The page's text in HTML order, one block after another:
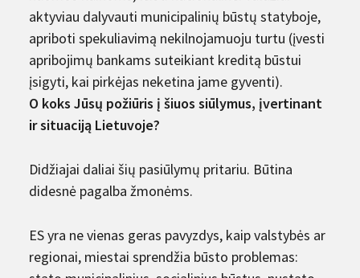
aktyviau dalyvauti municipalinių būstų statyboje,
apriboti spekuliavimą nekilnojamuoju turtu (įvesti
apribojimų bankams suteikiant kreditą būstui
įsigyti, kai pirkėjas neketina jame gyventi).
O koks Jūsų požiūris į šiuos siūlymus, įvertinant
ir situaciją Lietuvoje?
Didžiajai daliai šių pasiūlymų pritariu. Būtina
didesnė pagalba žmonėms.
ES yra ne vienas geras pavyzdys, kaip valstybės ar
regionai, miestai sprendžia būsto problemas: